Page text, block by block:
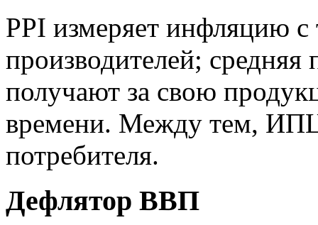
PPI измеряет инфляцию с
производителей;
получают за свою
времени. Между тем, ИПЦ
потребителя.
Дефлятор ВВП